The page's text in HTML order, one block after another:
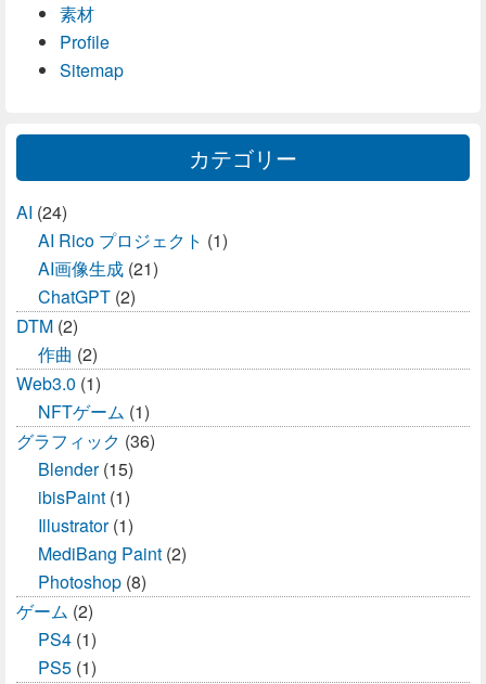
素材
Profile
Sitemap
カテゴリー
AI (24)
AI Rico プロジェクト (1)
AI画像生成 (21)
ChatGPT (2)
DTM (2)
作曲 (2)
Web3.0 (1)
NFTゲーム (1)
グラフィック (36)
Blender(15)
ibisPaint (1)
Illustrator(1)
MediBang Paint (2)
Photoshop (8)
ゲーム (2)
PS4 (1)
PS5 (1)